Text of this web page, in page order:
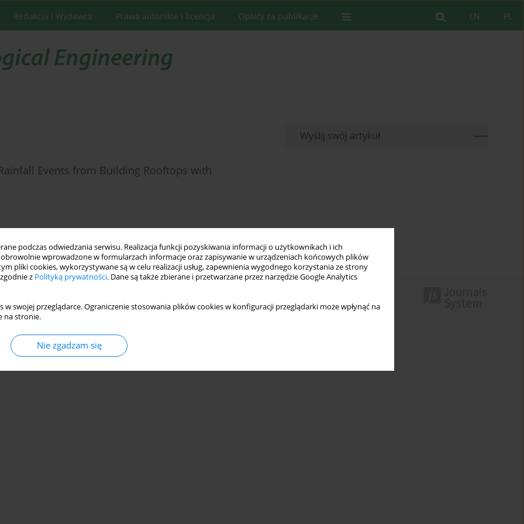
podczas odwiedzania serwisu. Realizacja funkcji pozyskiwania informacji o użytkownikach i ich
wprowadzone w formularzach informacje oraz zapisywanie w urządzeniach końcowych plików
pliki cookies, wykorzystywane są w celu realizacji usług, zapewnienia wygodnego korzystania ze strony
z Polityką prywatności. Dane są także zbierane i przetwarzane przez narzędzie Google Analytics
w swojej przeglądarce. Ograniczenie stosowania plików cookies w konfiguracji przeglądarki może wpłynąć na
na stronie.
Nie zgadzam się
PL
EN
Redakcja i Wydawca Prawa autorskie i licencja Opłaty za publikacje
Events from Building Rooftops with
Statystyki
Wyślij swój artykuł
© 2006-2026 Journal hosting platform by